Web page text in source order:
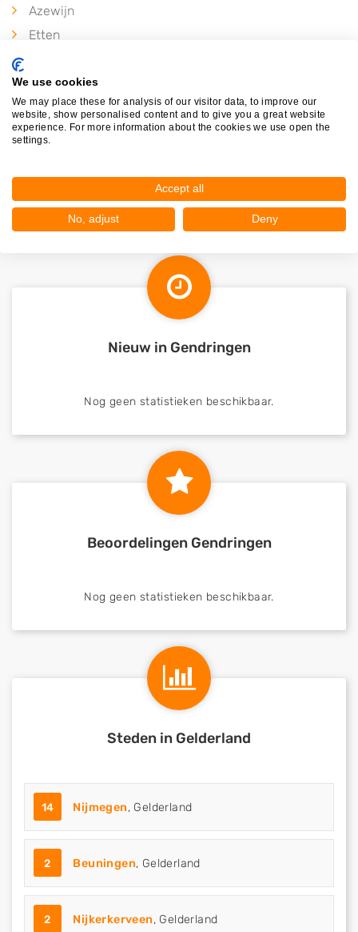
Azewijn
Etten
Breedenbroek
Gaanderen
Sinderen
Nieuw in Gendringen
Nog geen statistieken beschikbaar.
Beoordelingen Gendringen
Nog geen statistieken beschikbaar.
Steden in Gelderland
14 Nijmegen, Gelderland
2 Beuningen, Gelderland
2 Nijkerkerveen, Gelderland
We use cookies
We may place these for analysis of our visitor data, to improve our
website, show personalised content and to give you a great website
experience. For more information about the cookies we use open the
settings.
Accept all
No, adjust Deny